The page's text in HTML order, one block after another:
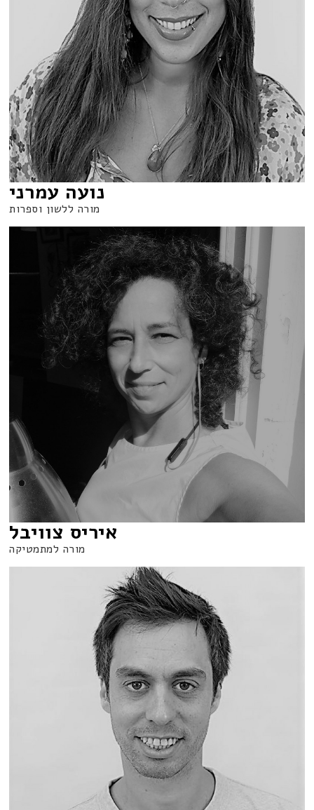
נועה עמרני
מורה ללשון וספרות
איריס צוויבל
מורה למתמטיקה